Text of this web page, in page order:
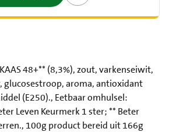
48+** (8,3%), zout, varkenseiwit,
glucosestroop, aroma, antioxidant
(E250)., Eetbaar omhulsel:
Leven Keurmerk 1 ster; ** Beter
100g product bereid uit 166g